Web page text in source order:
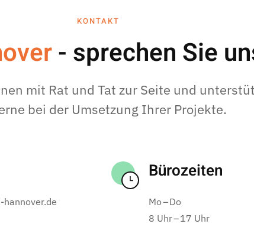
KONTAKT
- sprechen Sie
mit Rat und Tat zur Seite und
bei der Umsetzung Ihrer Projekte.
Bürozeiten
Mo – Do
8 Uhr – 17 Uhr